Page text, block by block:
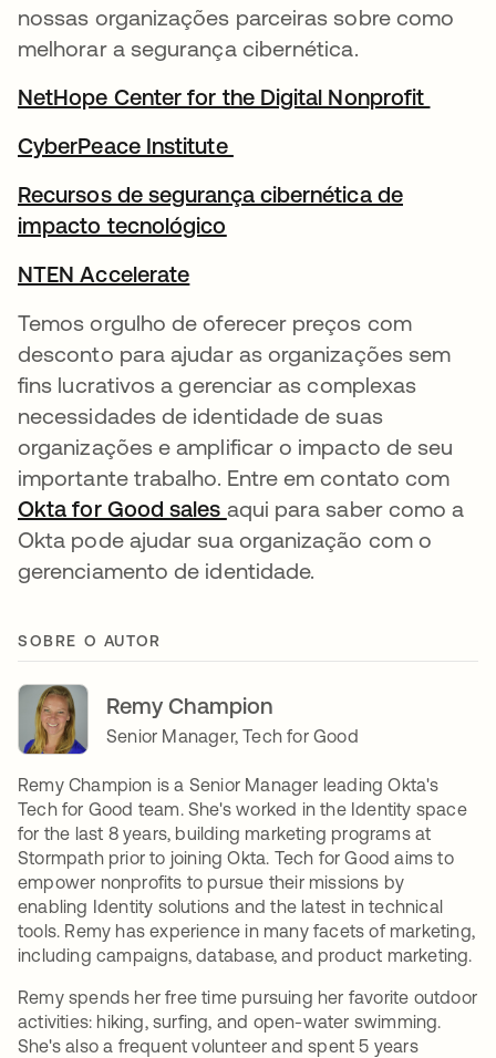
nossas organizações parceiras sobre como
melhorar a segurança cibernética.
NetHope Center for the Digital Nonprofit
CyberPeace Institute
Recursos de segurança cibernética de
impacto tecnológico
NTEN Accelerate
Temos orgulho de oferecer preços com
desconto para ajudar as organizações sem
fins lucrativos a gerenciar as complexas
necessidades de identidade de suas
organizações e amplificar o impacto de seu
importante trabalho. Entre em contato com
Okta for Good sales abre em uma nova guia
aqui para saber como a
Okta pode ajudar sua organização com o
gerenciamento de identidade.
SOBRE O AUTOR
Remy Champion
Senior Manager, Tech for Good
Remy Champion is a Senior Manager leading Okta's
Tech for Good team. She's worked in the Identity space
for the last 8 years, building marketing programs at
Stormpath prior to joining Okta. Tech for Good aims to
empower nonprofits to pursue their missions by
enabling Identity solutions and the latest in technical
tools. Remy has experience in many facets of marketing,
including campaigns, database, and product marketing.
Remy spends her free time pursuing her favorite outdoor
activities: hiking, surfing, and open-water swimming.
She's also a frequent volunteer and spent 5 years